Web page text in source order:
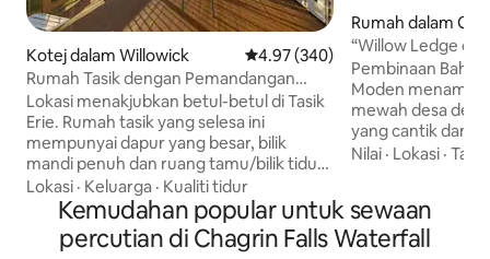
Kotej dalam Willowick Penarafan purata 4.97 daripada
4.97 (340)
Rumah Tasik dengan Pemandangan
Menakjubkan
Lokasi menakjubkan betul-betul di Tasik
Erie. Rumah tasik yang selesa ini
mempunyai dapur yang besar, bilik
mandi penuh dan ruang tamu/bilik tidur
dengan katil bersaiz king. Kotej ini tidak
berfungsi dengan sendirinya supaya
anda boleh menikmati pengasingan
anda, tetapi kami tinggal kira-kira 200
Lokasi · Keluarga · Kualiti tidur
Rumah dalam
“Willow Ledge di
Tab Mandi Air
Pembinaan
Moden
mewah desa
yang cantik dan
belokan. Pemandangan yang
Silver Creek yang
jadi di sekitarnya.
Nilai · Lokasi ·Tab
Kemudahan popular untuk sewaan
percutian di Chagrin Falls Waterfall